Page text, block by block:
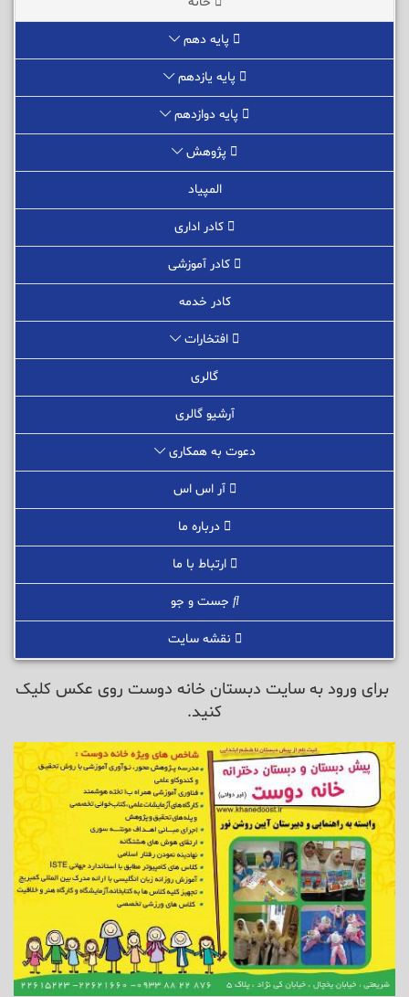
پایه دهم
پایه یازدهم
پایه دوازدهم
پژوهش
المپیاد
کادر اداری
کادر آموزشی
کادر خدمه
افتخارات
گالری
آرشیو گالری
دعوت به همکاری
آر اس اس
درباره ما
ارتباط با ما
جست و جو
نقشه سایت
برای ورود به سایت دبستان خانه دوست روی عکس کلیک
کنید.